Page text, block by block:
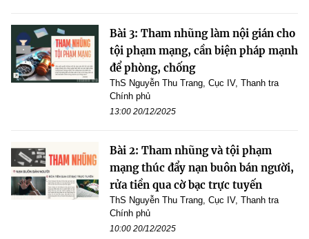
Bài 3: Tham nhũng làm nội gián cho
tội phạm mạng, cần biện pháp mạnh
để phòng, chống
ThS Nguyễn Thu Trang, Cục IV, Thanh tra
Chính phủ
13:00 20/12/2025
Bài 2: Tham nhũng và tội phạm
mạng thúc đẩy nạn buôn bán người,
rửa tiền qua cờ bạc trực tuyến
ThS Nguyễn Thu Trang, Cục IV, Thanh tra
Chính phủ
10:00 20/12/2025